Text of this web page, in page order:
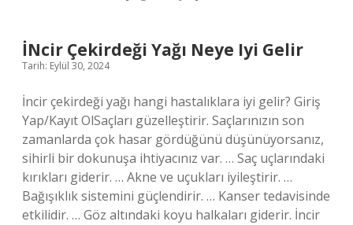
İNcir Çekirdeği Yağı Neye Iyi Gelir
Tarih: Eylül 30, 2024
İncir çekirdeği yağı hangi hastalıklara iyi gelir? Giriş
Yap/Kayıt OlSaçları güzelleştirir. Saçlarınızın son
zamanlarda çok hasar gördüğünü düşünüyorsanız,
sihirli bir dokunuşa ihtiyacınız var. … Saç uçlarındaki
kırıkları giderir. … Akne ve uçukları iyileştirir. …
Bağışıklık sistemini güçlendirir. … Kanser tedavisinde
etkilidir. … Göz altındaki koyu halkaları giderir. İncir